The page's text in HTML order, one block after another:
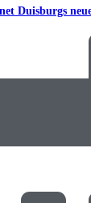
Duisburgs